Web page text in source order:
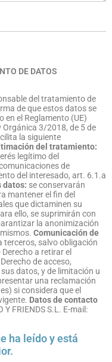
DE DATOS
del tratamiento de
de que estos datos se
el Reglamento (UE)
Orgánica 3/2018, de 5 de
la siguiente
del tratamiento:
legítimo del
de
del interesado, art. 6.1.a
datos: se conservarán
mantener el fin del
que dictaminen su
ello, se suprimirán con
la anonimización
Comunicación de
terceros, salvo obligación
Derecho a retirar el
de acceso,
datos, y de limitación u
una reclamación
si considera que el
Datos de contacto
Y FRIENDS S.L. E-mail:
ha leído y está